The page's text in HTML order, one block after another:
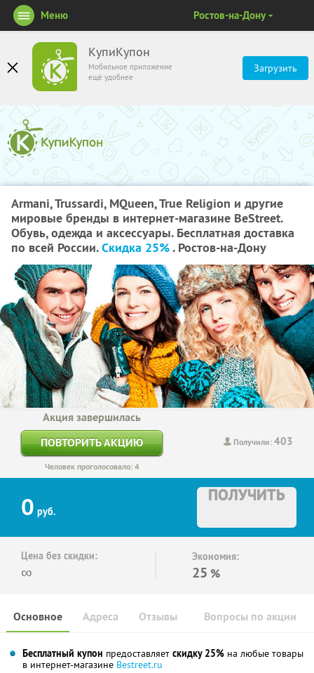
КупиКупон
Мобильное приложение
ещё удобнее
Загрузить
Меню Ростов-на-Дону
Armani, Trussardi, MQueen, True Religion и другие
мировые бренды в интернет-магазине BeStreet.
Обувь, одежда и аксессуары. Бесплатная доставка
по всей России.Скидка 25%. Ростов-на-Дону
Получили:403
Акция завершилась
ПОВТОРИТЬ АКЦИЮ
Человек проголосовало: 4
0 руб.
ПОЛУЧИТЬ
Цена без скидки:
∞
Экономия:
25 %
Основное Отзывы Вопросы по акции
Адреса
Бесплатный купон предоставляет скидку 25% на любые товары
в интернет-магазине Bestreet.ru